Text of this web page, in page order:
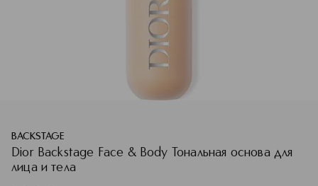
BACKSTAGE
Dior Backstage Face & Body Тональная основа для
лица и тела